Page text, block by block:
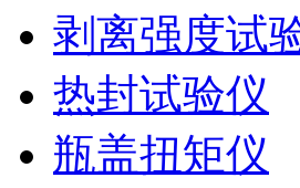
剥离强度试
热封试验仪
瓶盖扭矩仪